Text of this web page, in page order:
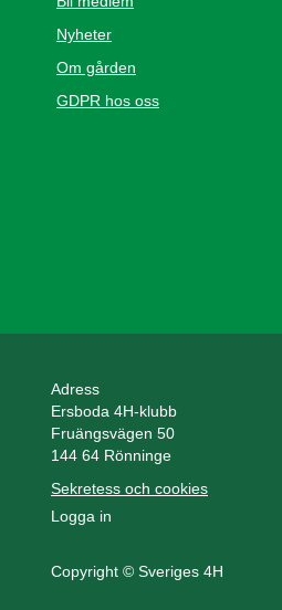
Nyheter
Om gården
GDPR hos oss
Adress
Ersboda 4H-klubb
Fruängsvägen 50
144 64 Rönninge
Sekretess och cookies
Logga in
Copyright © Sveriges 4H